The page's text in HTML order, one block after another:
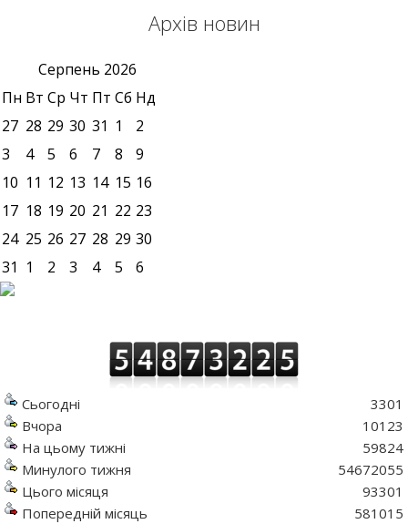
Архів новин
Серпень 2026
Пн Вт Ср Чт Пт Сб Нд
27 28 29 30 31 1
2
3
4 5 6 7 8
9
10 11 12 13 14 15 16
17 18 19 20 21 22 23
24 25 26 27 28 29 30
31 1 2 3 4 5 6
Сьогодні
Вчора
На цьому тижні
Минулого тижня
Цього місяця
Попередній місяць
3301
10123
59824
54672055
93301
581015